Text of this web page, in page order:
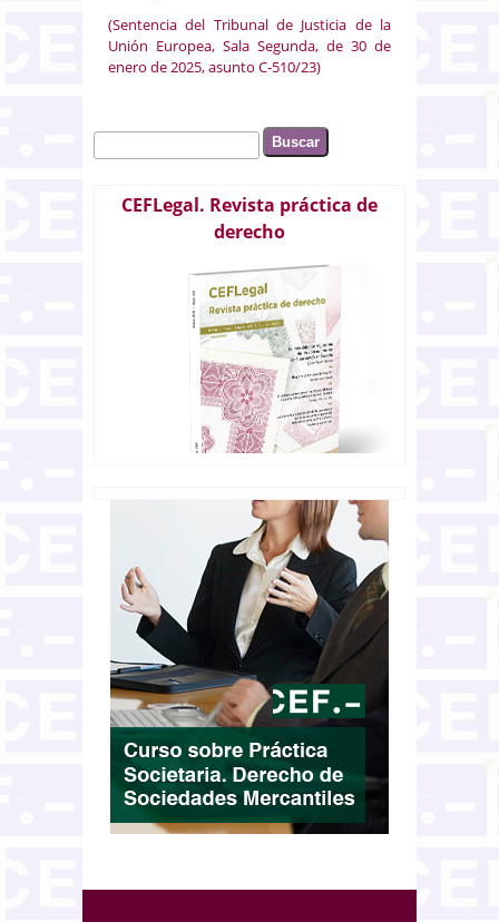
(Sentencia del Tribunal de Justicia de la
Unión Europea, Sala Segunda, de 30 de
enero de 2025, asunto C‑510/23)
Formulario de búsqueda
Buscar
CEFLegal. Revista práctica de
derecho